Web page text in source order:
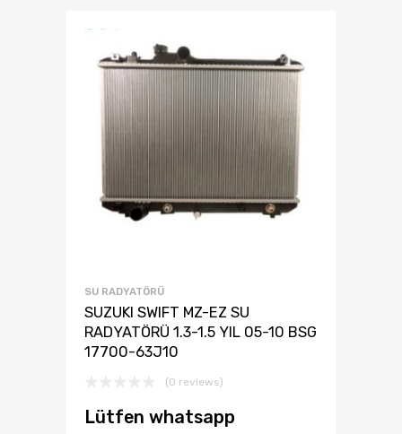
SU RADYATÖRÜ
SUZUKI SWIFT MZ-EZ SU
RADYATÖRÜ 1.3-1.5 YIL 05-10 BSG
17700-63J10
(0 reviews)
Lütfen whatsapp